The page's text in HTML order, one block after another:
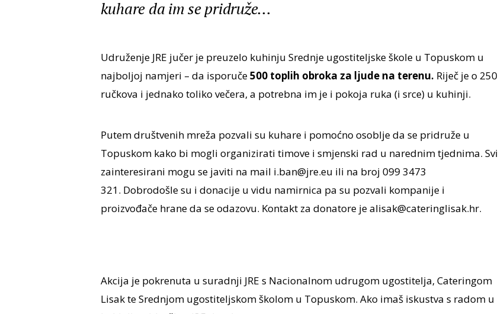
kuhare da im se pridruže...
Udruženje JRE jučer je preuzelo kuhinju Srednje ugostiteljske škole u Topuskom u
najboljoj namjeri – da isporuče500 toplih obroka za ljude na terenu. Riječ je o 250
ručkova i jednako toliko večera, a potrebna im je i pokoja ruka (i srce) u kuhinji.
Putem društvenih mreža pozvali su kuhare i pomoćno osoblje da se pridruže u
Topuskom kako bi mogli organizirati timove i smjenski rad u narednim tjednima. Svi
zainteresirani mogu se javiti na mail i.ban@jre.eu ili na broj 099 3473
321. Dobrodošle su i donacije u vidu namirnica pa su pozvali kompanije i
proizvođače hrane da se odazovu. Kontakt za donatore je alisak@cateringlisak.hr.
Akcija je pokrenuta u suradnji JRE s Nacionalnom udrugom ugostitelja, Cateringom
Lisak te Srednjom ugostiteljskom školom u Topuskom. Ako imaš iskustva s radom u